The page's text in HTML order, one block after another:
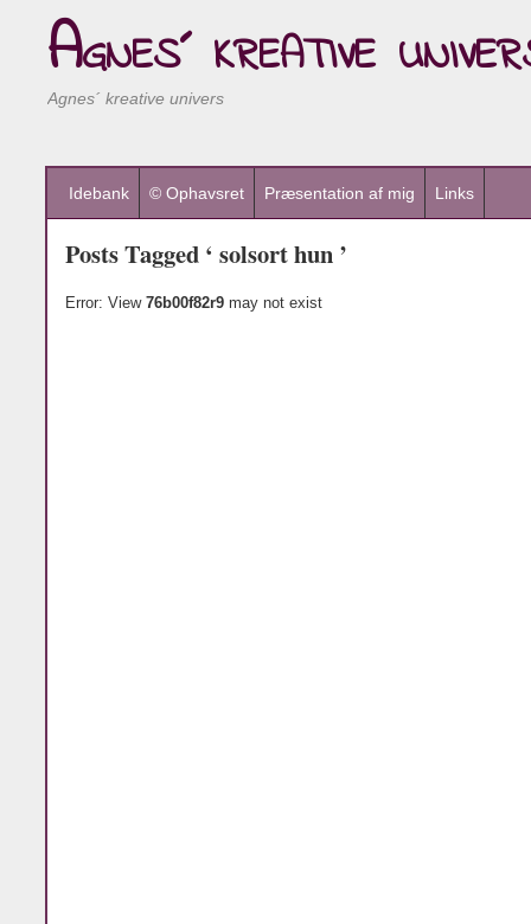
Agnes´ kreative
Agnes´ kreative univers
Idebank © Ophavsret Præsentation af mig Links
Posts Tagged ‘ solsort hun ’
Error: View 76b00f82r9 may not exist